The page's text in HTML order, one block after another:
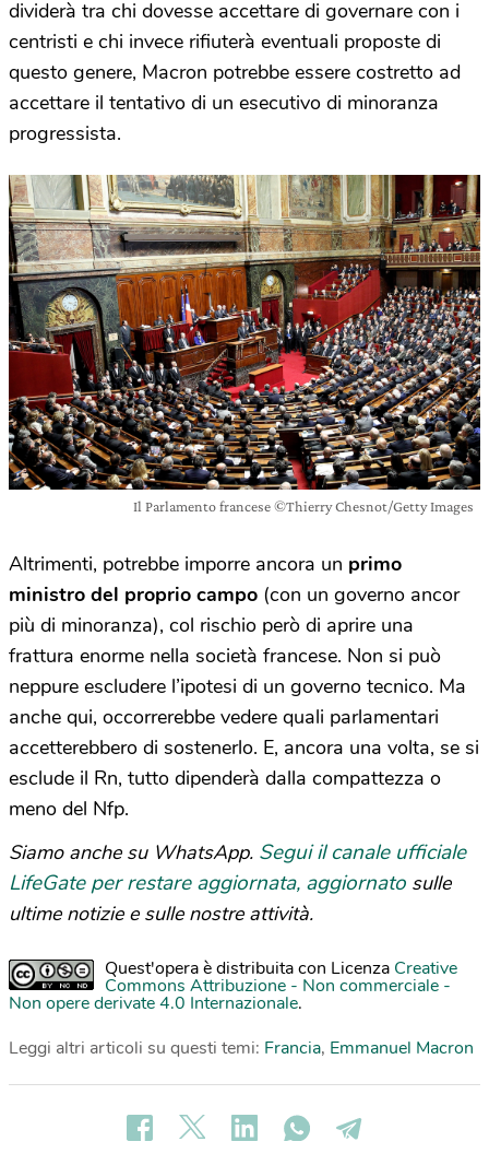
dividerà tra chi dovesse accettare di governare con i
centristi e chi invece rifiuterà eventuali proposte di
questo genere, Macron potrebbe essere costretto ad
accettare il tentativo di un esecutivo di minoranza
progressista.
Il Parlamento francese ©Thierry Chesnot/Getty Images
Altrimenti, potrebbe imporre ancora un primo
ministro del proprio campo (con un governo ancor
più di minoranza), col rischio però di aprire una
frattura enorme nella società francese. Non si può
neppure escludere l’ipotesi di un governo tecnico. Ma
anche qui, occorrerebbe vedere quali parlamentari
accetterebbero di sostenerlo. E, ancora una volta, se si
esclude il Rn, tutto dipenderà dalla compattezza o
meno del Nfp.
Siamo anche su WhatsApp. Segui il canale ufficiale
LifeGate per restare aggiornata, aggiornato sulle
ultime notizie e sulle nostre attività.
Quest'opera è distribuita con Licenza Creative
Commons Attribuzione - Non commerciale -
Non opere derivate 4.0 Internazionale.
Leggi altri articoli su questi temi: Francia, Emmanuel Macron